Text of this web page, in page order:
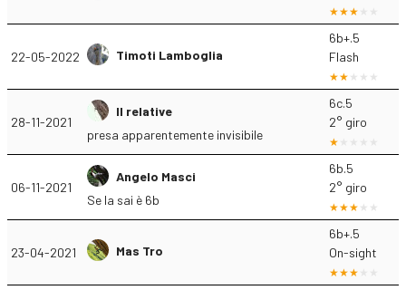
22-05-2022 Timoti Lamboglia
6b+.5
Flash
28-11-2021
Il relative
presa apparentemente invisibile
6c.5
2° giro
06-11-2021
Angelo Masci
Se la sai è 6b
6b.5
2° giro
23-04-2021 Mas Tro
6b+.5
On-sight